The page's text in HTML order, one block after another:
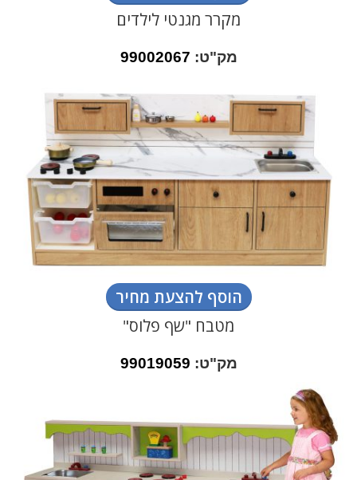
מקרר מגנטי לילדים
מק"ט: 99002067
הוסף להצעת מחיר
מטבח "שף פלוס"
מק"ט: 99019059